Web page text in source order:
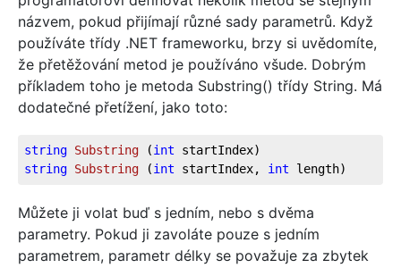
názvem, pokud přijímají různé sady parametrů. Když
používáte třídy .NET frameworku, brzy si uvědomíte,
že přetěžování metod je používáno všude. Dobrým
příkladem toho je metoda Substring() třídy String. Má
dodatečné přetížení, jako toto:
string Substring (int startIndex
string Substring (int startIndex, int length)
Můžete ji volat buď s jedním, nebo s dvěma
parametry. Pokud ji zavoláte pouze s jedním
parametrem, parametr délky se považuje za zbytek